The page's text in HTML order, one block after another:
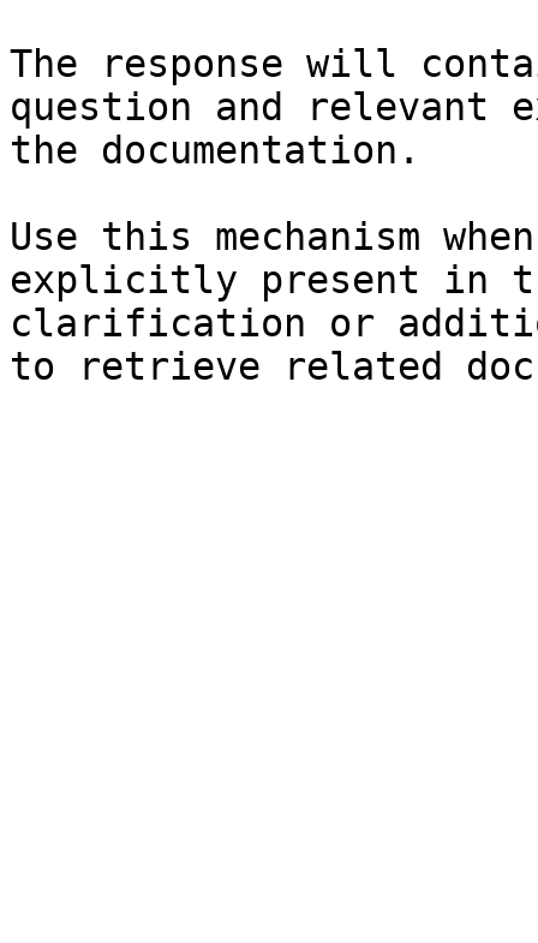
The response will
question and relevant
the documentation.
Use this mechanism
explicitly present in
clarification or